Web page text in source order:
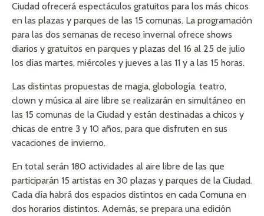
Ciudad ofrecerá espectáculos gratuitos para los más chicos
en las plazas y parques de las 15 comunas. La programación
para las dos semanas de receso invernal ofrece shows
diarios y gratuitos en parques y plazas del 16 al 25 de julio
los días martes, miércoles y jueves a las 11 y a las 15 horas.
Las distintas propuestas de magia, globología, teatro,
clown y música al aire libre se realizarán en simultáneo en
las 15 comunas de la Ciudad y están destinadas a chicos y
chicas de entre 3 y 10 años, para que disfruten en sus
vacaciones de invierno.
En total serán 180 actividades al aire libre de las que
participarán 15 artistas en 30 plazas y parques de la Ciudad.
Cada día habrá dos espacios distintos en cada Comuna en
dos horarios distintos. Además, se prepara una edición